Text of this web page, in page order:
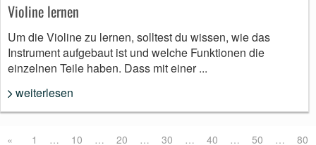
Violine lernen
Um die Violine zu lernen, solltest du wissen, wie das
Instrument aufgebaut ist und welche Funktionen die
einzelnen Teile haben. Dass mit einer ...
weiterlesen
« 1 … 10 … 20 … 30 … 40 … 50 …
80